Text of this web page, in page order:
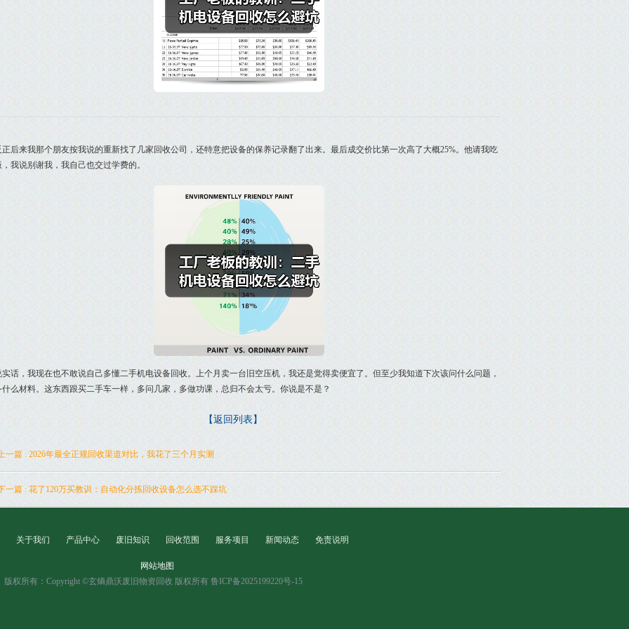
正后来我那个朋友按我说的重新找了几家回收公司，还特意把设备的保养记录翻了出来。最后成交价比第一次高了大概25%。他请我吃
我说别谢我，我自己也交过学费的。
实话，我现在也不敢说自己多懂二手机电设备回收。上个月卖一台旧空压机，我还是觉得卖便宜了。但至少我知道下次该问什么问题，
什么材料。这东西跟买二手车一样，多问几家，多做功课，总归不会太亏。你说是不是？
【返回列表】
一篇 : 2026年最全正规回收渠道对比，我花了三个月实测
一篇 : 花了120万买教训：自动化分拣回收设备怎么选不踩坑
关于我们 产品中心 废旧知识 回收范围 服务项目 新闻动态 免责说明
网站地图
版权所有：Copyright ©玄熵鼎沃废旧物资回收 版权所有 鲁ICP备2025199220号-15